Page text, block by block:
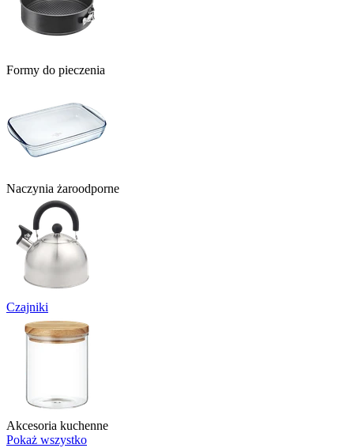
Formy do pieczenia
Naczynia żaroodporne
Czajniki
Akcesoria kuchenne
Pokaż wszystko